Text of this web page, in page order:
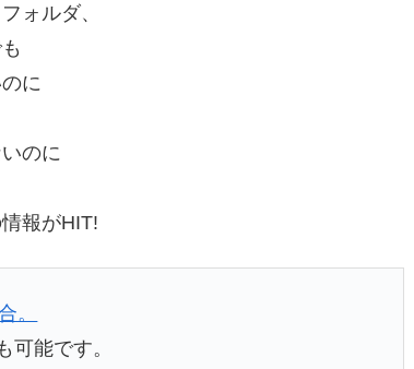
ォルダ、
も
に
のに
報がHIT!
。
可能です。